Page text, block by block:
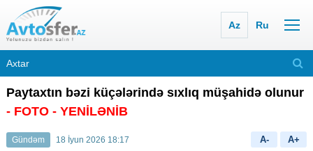
Az Ru
Paytaxtın bəzi küçələrində sıxlıq müşahidə olunur
- FOTO - YENİLƏNİB
Gündəm 18 İyun 2026 18:17 A- A+